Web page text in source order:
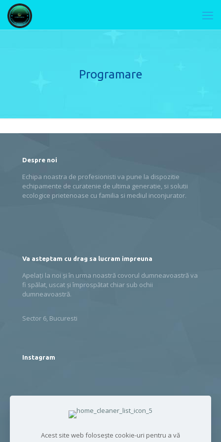
Programare
Despre noi
Echipa noastra de profesionisti va pune la dispozitie
echipamente de curatenie de ultima generatie, si solutii
ecologice prietenoase cu familia si mediul inconjurator.
Va asteptam cu drag sa lucram impreuna
Apelați la noi și în urma noastră covorul dumneavoastră va
fi spălat, uscat și împrospătat chiar sub ochii
dumneavoastră.
Sector 6, Bucuresti
Instagram
Acest site web folosește cookie-uri pentru a vă